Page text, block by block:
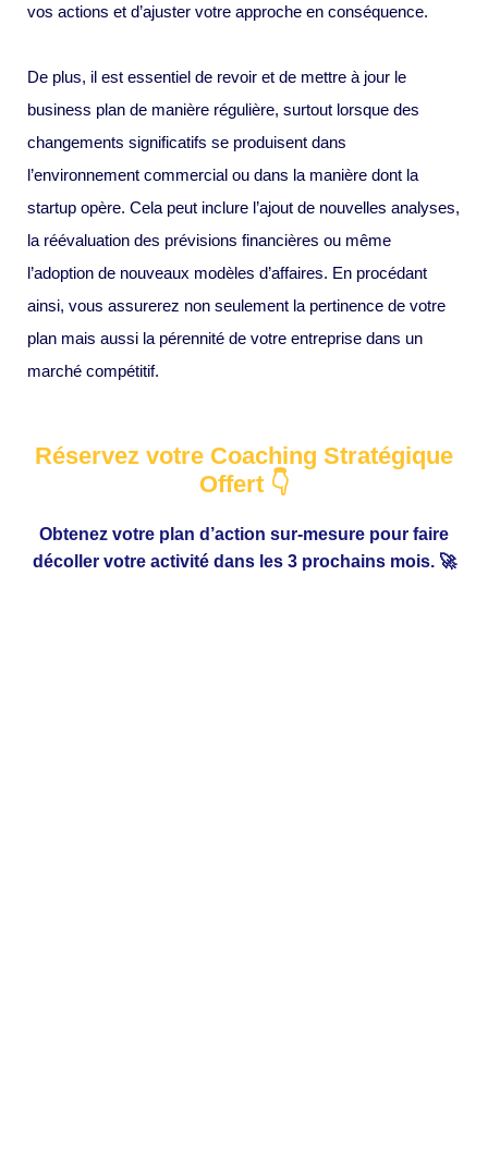
vos actions et d’ajuster votre approche en conséquence.
De plus, il est essentiel de revoir et de mettre à jour le
business plan de manière régulière, surtout lorsque des
changements significatifs se produisent dans
l’environnement commercial ou dans la manière dont la
startup opère. Cela peut inclure l’ajout de nouvelles analyses,
la réévaluation des prévisions financières ou même
l’adoption de nouveaux modèles d’affaires. En procédant
ainsi, vous assurerez non seulement la pertinence de votre
plan mais aussi la pérennité de votre entreprise dans un
marché compétitif.
Réservez votre Coaching Stratégique
Offert 👇
Obtenez votre plan d’action sur-mesure pour faire
décoller votre activité dans les 3 prochains mois. 🚀